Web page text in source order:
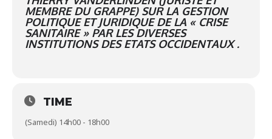
MEMBRE DU GRAPPE) SUR LA GESTION
POLITIQUE ET JURIDIQUE DE LA « CRISE
SANITAIRE » PAR LES DIVERSES
INSTITUTIONS DES ETATS OCCIDENTAUX .
TIME
(Samedi) 14h00 - 18h00